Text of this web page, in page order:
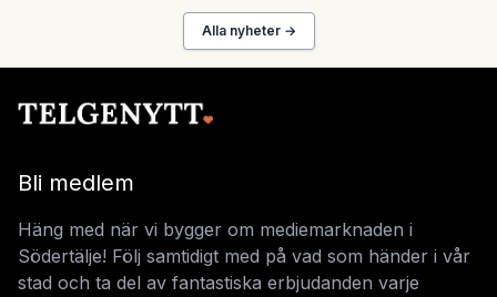
Alla nyheter →
Bli medlem
Häng med när vi bygger om mediemarknaden i
Södertälje! Följ samtidigt med på vad som händer i vår
stad och ta del av fantastiska erbjudanden varje